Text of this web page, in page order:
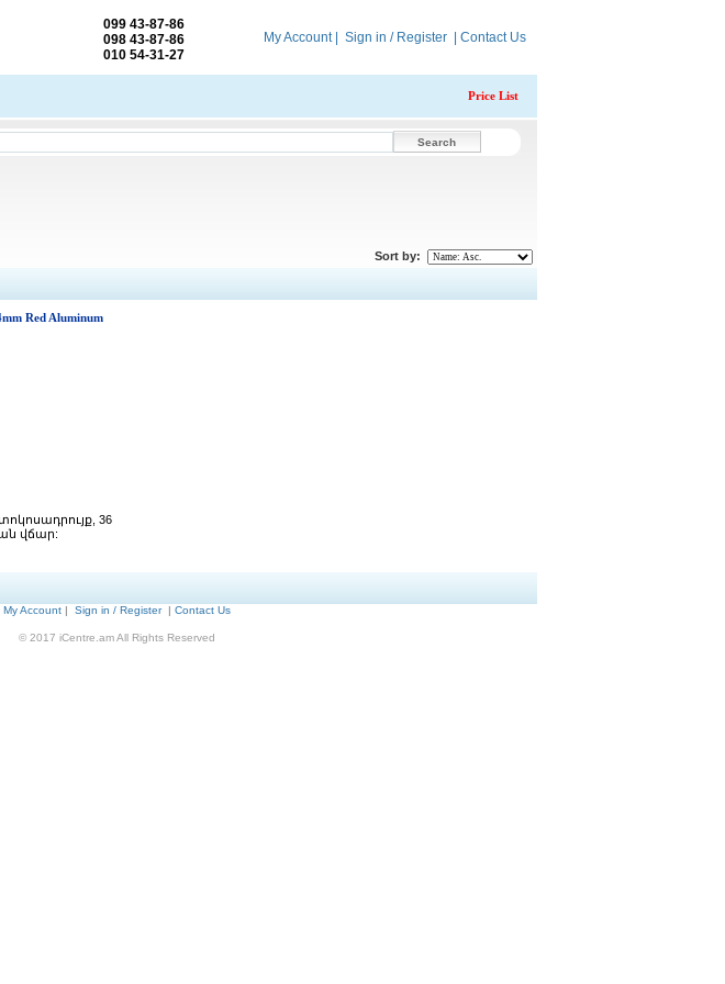
099 43-87-86
098 43-87-86
010 54-31-27
My Account| Sign in / Register| Contact Us
Price List
Sort by:
Red Aluminum
36
վճար:
My Account | Sign in / Register| Contact Us
© 2017 iCentre.am All Rights Reserved